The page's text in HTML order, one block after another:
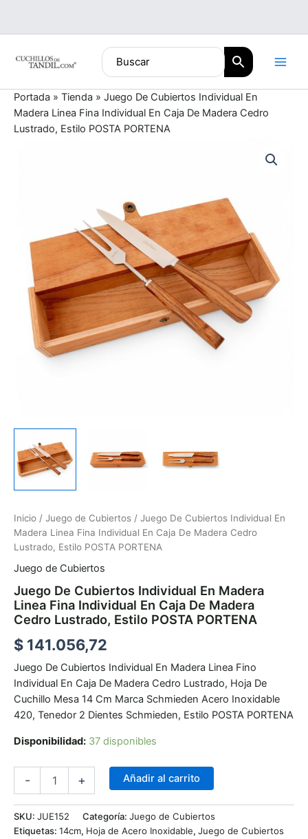
contenido
Portada » Tienda » Juego De Cubiertos Individual En
Madera Linea Fina Individual En Caja De Madera Cedro
Lustrado, Estilo POSTA PORTENA
Inicio / Juego de Cubiertos / Juego De Cubiertos Individual En
Madera Linea Fina Individual En Caja De Madera Cedro
Lustrado, Estilo POSTA PORTENA
Juego de Cubiertos
Juego De Cubiertos Individual En Madera
Linea Fina Individual En Caja De Madera
Cedro Lustrado, Estilo POSTA PORTENA
$ 141.056,72
Juego De Cubiertos Individual En Madera Linea Fino
Individual En Caja De Madera Cedro Lustrado, Hoja De
Cuchillo Mesa 14 Cm Marca Schmieden Acero Inoxidable
420, Tenedor 2 Dientes Schmieden, Estilo POSTA PORTENA
Disponibilidad: 37 disponibles
-
Fina
Individual
Madera
Cedro
Lustrado,
Estilo
+ Añadir al carrito
SKU: JUE152 Categoría: Juego de Cubiertos
Etiquetas: 14cm, Hoja de Acero Inoxidable, Juego de Cubiertos